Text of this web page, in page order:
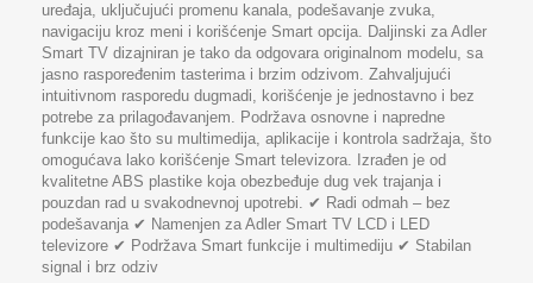
uređaja, uključujući promenu kanala, podešavanje zvuka,
navigaciju kroz meni i korišćenje Smart opcija. Daljinski za Adler
Smart TV dizajniran je tako da odgovara originalnom modelu, sa
jasno raspoređenim tasterima i brzim odzivom. Zahvaljujući
intuitivnom rasporedu dugmadi, korišćenje je jednostavno i bez
potrebe za prilagođavanjem. Podržava osnovne i napredne
funkcije kao što su multimedija, aplikacije i kontrola sadržaja, što
omogućava lako korišćenje Smart televizora. Izrađen je od
kvalitetne ABS plastike koja obezbeđuje dug vek trajanja i
pouzdan rad u svakodnevnoj upotrebi. ✔ Radi odmah – bez
podešavanja ✔ Namenjen za Adler Smart TV LCD i LED
televizore ✔ Podržava Smart funkcije i multimediju ✔ Stabilan
signal i brz odziv